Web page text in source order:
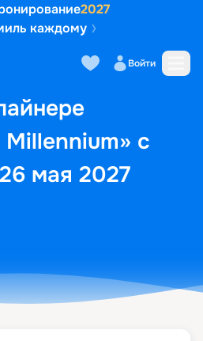
2027
каждому
Войти
с
мая 2027
кают Маршрут и